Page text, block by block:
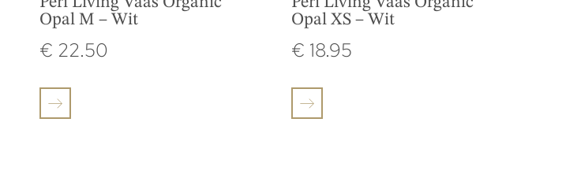
Opal M – Wit
€ 22.50
Opal XS – Wit
€ 18.95